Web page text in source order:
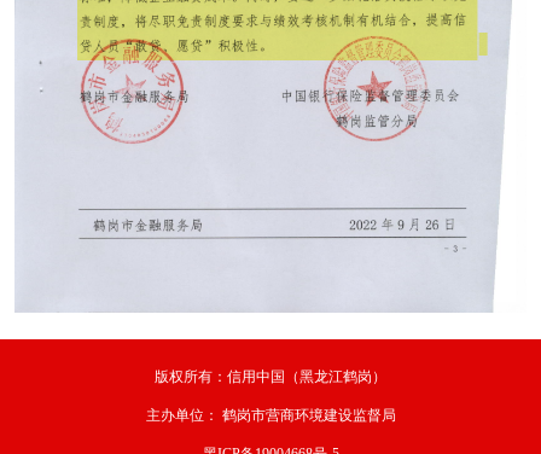
版权所有：信用中国（黑龙江鹤岗）
主办单位： 鹤岗市营商环境建设监督局